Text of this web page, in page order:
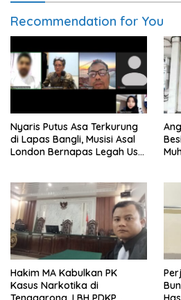
Recommendation for You
Nyaris Putus Asa Terkurung
di Lapas Bangli, Musisi Asal
London Bernapas Legah Usai
Hakim MA Kabulkan PK
Kasus Narkotika di